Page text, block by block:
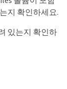
지 확인하세요.
있는지 확인하